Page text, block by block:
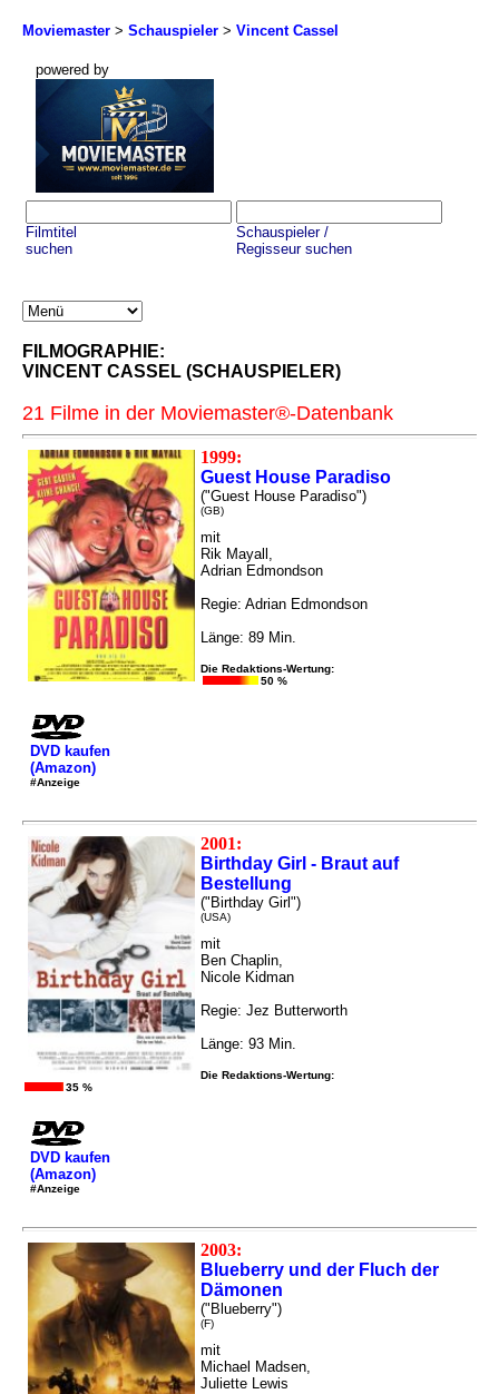
Moviemaster > Schauspieler > Vincent Cassel
powered by
Filmtitel
suchen
Schauspieler /
Regisseur suchen
FILMOGRAPHIE:
VINCENT CASSEL (SCHAUSPIELER)
21 Filme in der Moviemaster®-Datenbank
1999:
Guest House Paradiso
("Guest House Paradiso")
(GB)
mit
Rik Mayall,
Adrian Edmondson
Regie: Adrian Edmondson
Länge: 89 Min.
Die Redaktions-Wertung:
50 %
DVD kaufen
(Amazon)
#Anzeige
2001:
Birthday Girl - Braut auf
Bestellung
("Birthday Girl")
(USA)
mit
Ben Chaplin,
Nicole Kidman
Regie: Jez Butterworth
Länge: 93 Min.
Die Redaktions-Wertung:
35 %
DVD kaufen
(Amazon)
#Anzeige
2003:
Blueberry und der Fluch der
Dämonen
("Blueberry")
(F)
mit
Michael Madsen,
Juliette Lewis